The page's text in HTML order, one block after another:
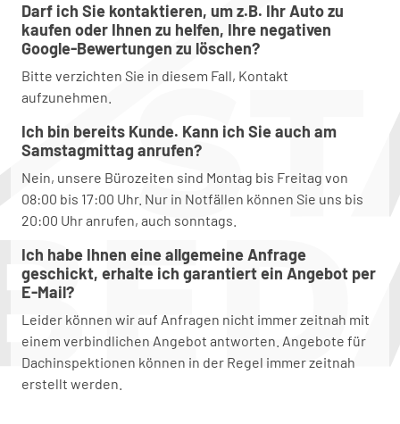
Darf ich Sie kontaktieren, um z.B. Ihr Auto zu
kaufen oder Ihnen zu helfen, Ihre negativen
Google-Bewertungen zu löschen?
Bitte verzichten Sie in diesem Fall, Kontakt
aufzunehmen.
Ich bin bereits Kunde. Kann ich Sie auch am
Samstagmittag anrufen?
Nein, unsere Bürozeiten sind Montag bis Freitag von
08:00 bis 17:00 Uhr. Nur in Notfällen können Sie uns bis
20:00 Uhr anrufen, auch sonntags.
Ich habe Ihnen eine allgemeine Anfrage
geschickt, erhalte ich garantiert ein Angebot per
E-Mail?
Leider können wir auf Anfragen nicht immer zeitnah mit
einem verbindlichen Angebot antworten. Angebote für
Dachinspektionen können in der Regel immer zeitnah
erstellt werden.